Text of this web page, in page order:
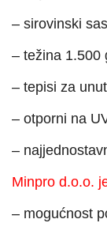
– sirovinski
– težina 1.500
– tepisi za
– otporni na
–
Minpro d.o.o.
– mogućnost